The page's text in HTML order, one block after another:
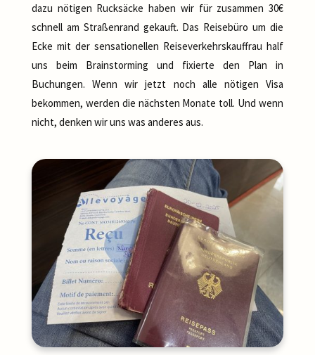
dazu nötigen Rucksäcke haben wir für zusammen 30€
schnell am Straßenrand gekauft. Das Reisebüro um die
Ecke mit der sensationellen Reiseverkehrskauffrau half
uns beim Brainstorming und fixierte den Plan in
Buchungen. Wenn wir jetzt noch alle nötigen Visa
bekommen, werden die nächsten Monate toll. Und wenn
nicht, denken wir uns was anderes aus.